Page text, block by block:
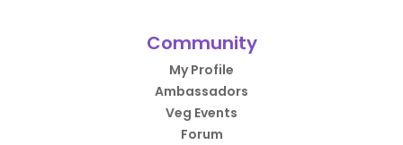
Community
My Profile
Ambassadors
Veg Events
Forum